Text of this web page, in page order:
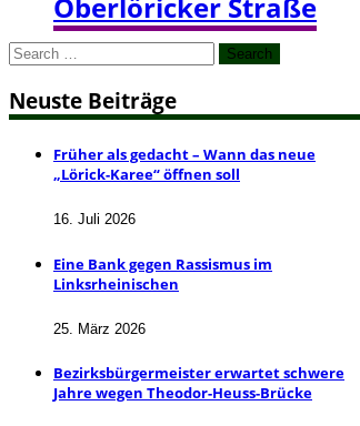
Oberlöricker Straße
Search
Neuste Beiträge
Früher als gedacht – Wann das neue
„Lörick-Karee“ öffnen soll
16. Juli 2026
Eine Bank gegen Rassismus im
Linksrheinischen
25. März 2026
Bezirksbürgermeister erwartet schwere
Jahre wegen Theodor-Heuss-Brücke